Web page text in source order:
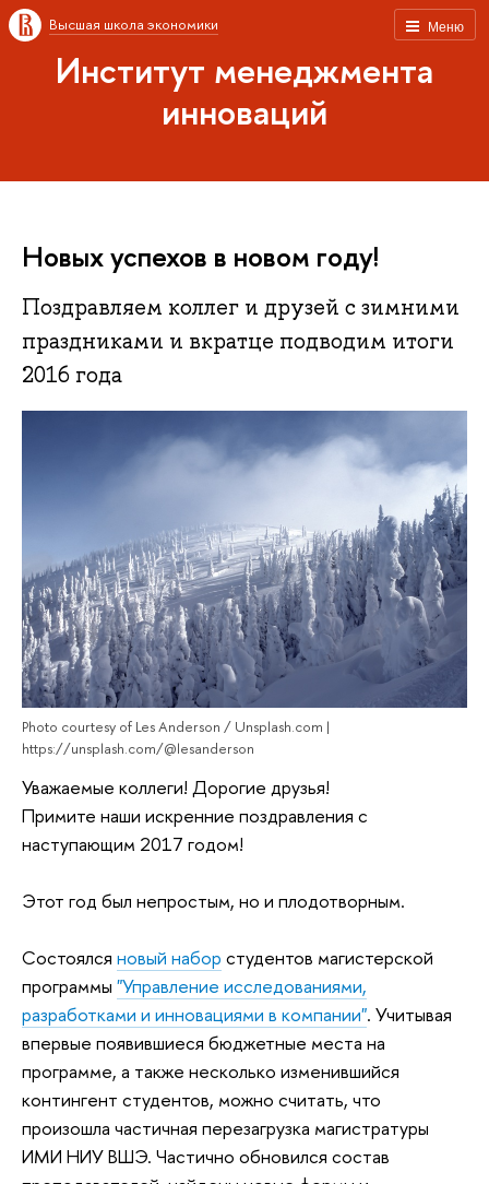
Меню
Высшая школа экономики
Институт менеджмента
инноваций
Новых успехов в новом году!
Поздравляем коллег и друзей с зимними
праздниками и вкратце подводим итоги
2016 года
Photo courtesy of Les Anderson / Unsplash.com |
https://unsplash.com/@lesanderson
Уважаемые коллеги! Дорогие друзья!
Примите наши искренние поздравления с
наступающим 2017 годом!
Этот год был непростым, но и плодотворным.
Состоялся новый набор студентов магистерской
программы "Управление исследованиями,
разработками и инновациями в компании". Учитывая
впервые появившиеся бюджетные места на
программе, а также несколько изменившийся
контингент студентов, можно считать, что
произошла частичная перезагрузка магистратуры
ИМИ НИУ ВШЭ. Частично обновился состав